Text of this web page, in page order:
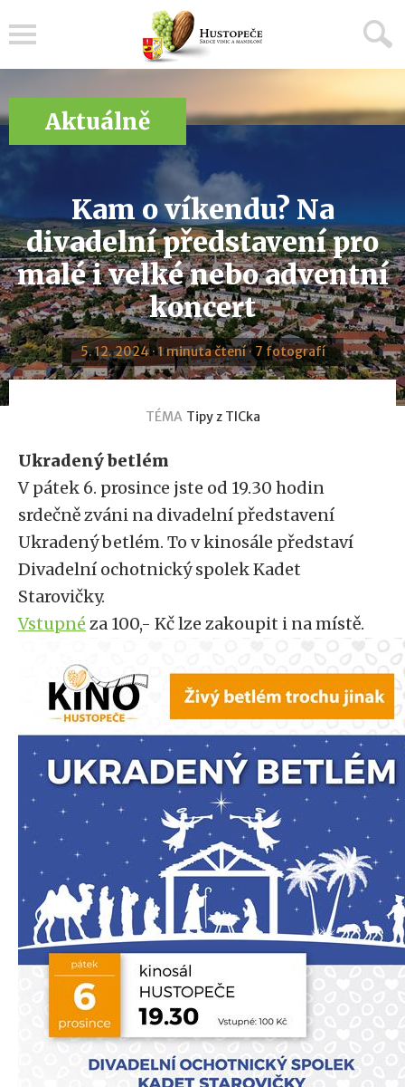
Aktuálně
Kam o víkendu? Na
divadelní představení pro
malé i velké nebo adventní
koncert
5. 12. 2024 · 1 minuta čtení · 7 fotografí
TÉMA Tipy z TICka
Ukradený betlém
V pátek 6. prosince jste od 19.30 hodin
srdečně zváni na divadelní představení
Ukradený betlém. To v kinosále představí
Divadelní ochotnický spolek Kadet
Starovičky.
Vstupné za 100,- Kč lze zakoupit i na místě.